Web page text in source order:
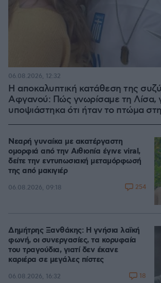
Η αποκαλυπτική κατάθεση της
Αφγανού: Πώς γνωρίσαμε τη Λίσα,
υποψιάστηκα ότι ήταν το πτώμα
06.08.2026, 12:32
Νεαρή γυναίκα με ακατέργαστη
ομορφιά από την Αιθιοπία έγινε viral,
δείτε την εντυπωσιακή μεταμόρφωσή
της από μακιγιέρ
06.08.2026, 09:18 254
Δημήτρης Ξανθάκης: Η γνήσια λαϊκή
φωνή, οι συνεργασίες, τα κορυφαία
του τραγούδια, γιατί δεν έκανε
καριέρα σε μεγάλες πίστες
06.08.2026, 16:32 18